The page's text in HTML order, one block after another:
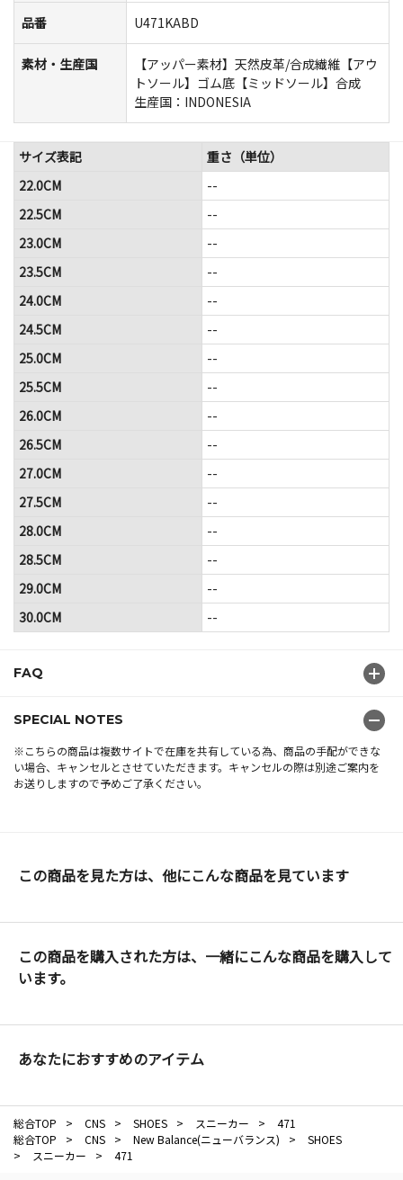
品番 U471KABD
素材・生産国
【アッパー素材】天然皮革/合成繊維【アウ
トソール】ゴム底【ミッドソール】合成
生産国：INDONESIA
FAQ
SPECIAL NOTES
※こちらの商品は複数サイトで在庫を共有している為、商品の手配ができな
い場合、キャンセルとさせていただきます。キャンセルの際は別途ご案内を
お送りしますので予めご了承ください。
サイズ表記
重さ（単位）
22.0CM
--
22.5CM
--
23.0CM
--
23.5CM
--
24.0CM
--
24.5CM
--
25.0CM
--
25.5CM
--
26.0CM
--
26.5CM
--
27.0CM
--
27.5CM
--
28.0CM
--
28.5CM
--
29.0CM
--
30.0CM
--
この商品を見た方は、他にこんな商品を見ています
この商品を購入された方は、一緒にこんな商品を購入して
います。
あなたにおすすめのアイテム
総合TOP > CNS > SHOES > スニーカー >
471
総合TOP
> CNS > New Balance(ニューバランス) >
SHOES
>
スニーカー > 471